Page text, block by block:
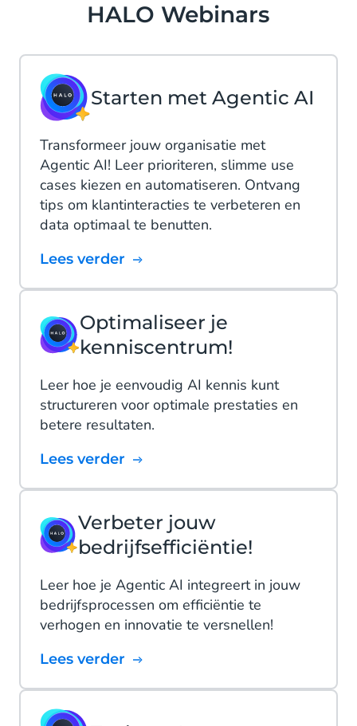
HALO Webinars
Starten met Agentic AI
Transformeer jouw organisatie met
Agentic AI! Leer prioriteren, slimme use
cases kiezen en automatiseren. Ontvang
tips om klantinteracties te verbeteren en
data optimaal te benutten.
Lees verder
Optimaliseer je
kenniscentrum!
Leer hoe je eenvoudig AI kennis kunt
structureren voor optimale prestaties en
betere resultaten.
Lees verder
Verbeter jouw
bedrijfsefficiëntie!
Leer hoe je Agentic AI integreert in jouw
bedrijfsprocessen om efficiëntie te
verhogen en innovatie te versnellen!
Lees verder